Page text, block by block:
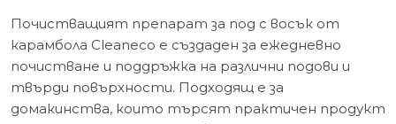
Почистващият препарат за под с восък от
карамбола Cleaneco е създаден за ежедневно
почистване и поддръжка на различни подови и
твърди повърхности. Подходящ е за
домакинства, които търсят практичен продукт